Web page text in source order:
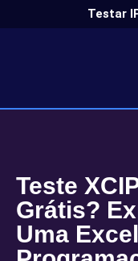
Testar
Teste
Grátis?
Uma